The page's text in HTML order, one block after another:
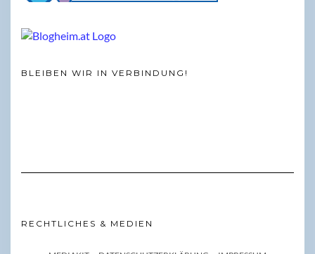
BLEIBEN WIR IN VERBINDUNG!
RECHTLICHES & MEDIEN